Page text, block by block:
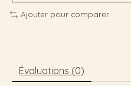
Ajouter pour comparer
Évaluations (0)